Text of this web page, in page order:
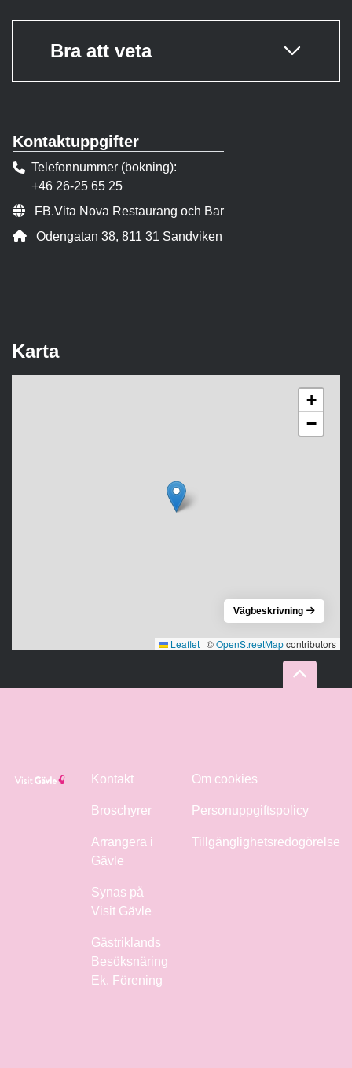
Bra att veta
Kontaktuppgifter
Telefonnummer (bokning)
+46 26-25 65 25
Webbsida:
FB.Vita Nova Restaurang och Bar
Adress:
Odengatan 38, 811 31 Sandviken
Karta
+
−
Leaflet | ©OpenStreetMapcontributors
Vägbeskrivning
Kontakt
Broschyrer
Arrangera i
Gävle
Synas på
Visit Gävle
Gästriklands
Besöksnäring
Ek. Förening
Om cookies
Personuppgiftspolicy
Tillgänglighetsredogörelse